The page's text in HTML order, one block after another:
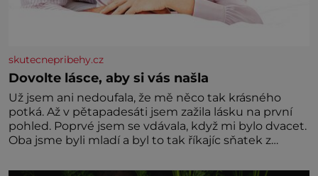
skutecnepribehy.cz
Dovolte lásce, aby si vás našla
Už jsem ani nedoufala, že mě něco tak krásného
potká. Až v pětapadesáti jsem zažila lásku na první
pohled. Poprvé jsem se vdávala, když mi bylo dvacet.
Oba jsme byli mladí a byl to tak říkajíc sňatek z
zaopatřený mladý muž. Manželství nám oběma moc